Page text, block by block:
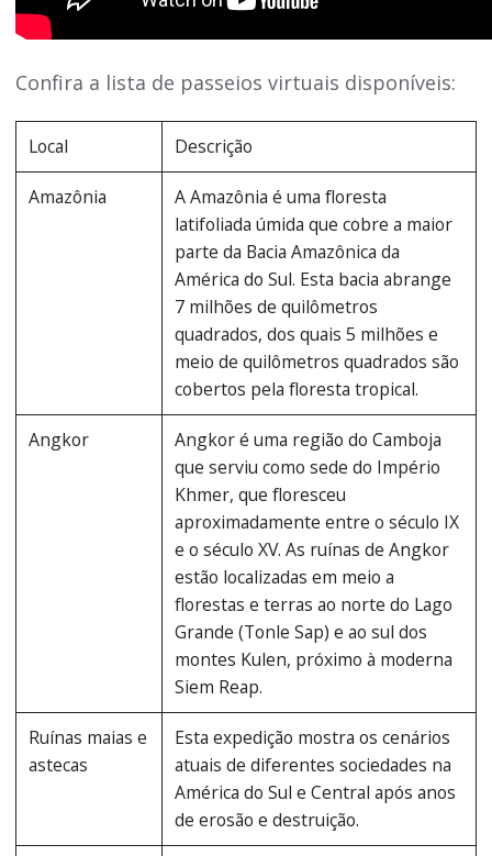
Confira a lista de passeios virtuais disponíveis:
Local Descrição
Amazônia
A Amazônia é uma floresta
latifoliada úmida que cobre a maior
parte da Bacia Amazônica da
América do Sul. Esta bacia abrange
7 milhões de quilômetros
quadrados, dos quais 5 milhões e
meio de quilômetros quadrados são
cobertos pela floresta tropical.
Angkor
Angkor é uma região do Camboja
que serviu como sede do Império
Khmer, que floresceu
aproximadamente entre o século IX
e o século XV. As ruínas de Angkor
estão localizadas em meio a
florestas e terras ao norte do Lago
Grande (Tonle Sap) e ao sul dos
montes Kulen, próximo à moderna
Siem Reap.
Ruínas maias e
astecas
Esta expedição mostra os cenários
atuais de diferentes sociedades na
América do Sul e Central após anos
de erosão e destruição.